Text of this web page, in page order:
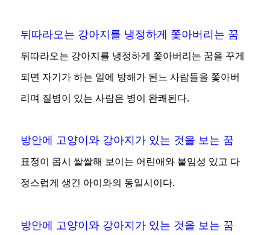
뒤따라오는 강아지를 냉정하게 쫓아버리는 꿈
뒤따라오는 강아지를 냉정하게 쫓아버리는 꿈을 꾸게
되면 자기가 하는 일에 방해가 된느 사람들을 쫓아버
리며 질병이 있는 사람은 병이 완쾌된다.
방안에 고양이와 강아지가 있는 것을 보는 꿈
표정이 몹시 쌀쌀해 보이는 어린애와 붙임성 있고 다
정스럽게 생긴 아이와의 동일시이다.
방안에 고양이와 강아지가 있는 것을 보는 꿈